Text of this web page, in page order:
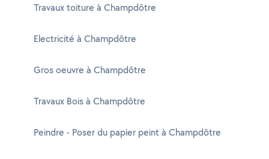
Travaux toiture à Champdôtre
Electricité à Champdôtre
Gros oeuvre à Champdôtre
Travaux Bois à Champdôtre
Peindre - Poser du papier peint à Champdôtre